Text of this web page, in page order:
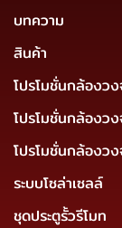
บทความ
สินค้า
โปรโมชั่นกล้องว
โปรโมชั่นกล้องว
โปรโมชั่นกล้องว
ระบบโซล่าเซลล์
ชุดประตูรั้วรีโมท